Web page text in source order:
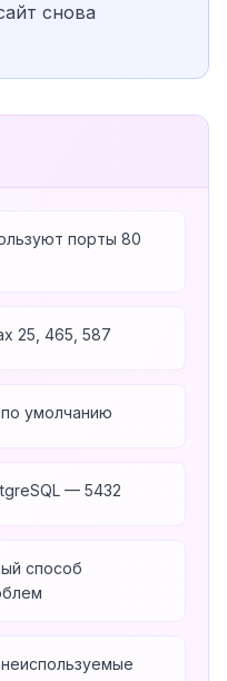
снова
порты 80
25, 465, 587
по умолчанию
— 5432
способ